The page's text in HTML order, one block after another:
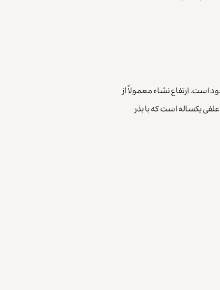
است. ارتفاع نشاء معمولاً از
یکساله است که با بذر